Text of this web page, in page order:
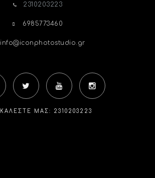
2310203223
6985773460
info@iconphotostudio.gr
ΚΑΛΈΣΤΕ ΜΑΣ: 2310203223